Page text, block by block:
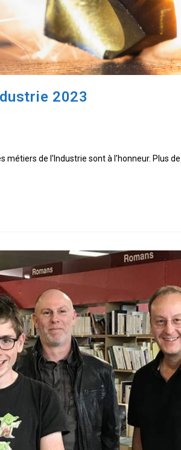
2023
de l'Industrie sont à l'honneur. Plus